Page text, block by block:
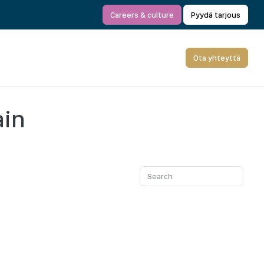
Careers & culture Pyydä tarjous
Ota yhteyttä